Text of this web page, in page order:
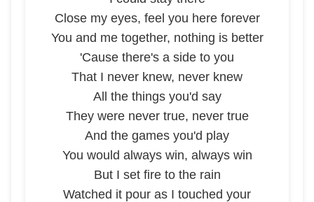
Close my eyes, feel you here forever
You and me together, nothing is better
'Cause there's a side to you
That I never knew, never knew
All the things you'd say
They were never true, never true
And the games you'd play
You would always win, always win
But I set fire to the rain
Watched it pour as I touched your